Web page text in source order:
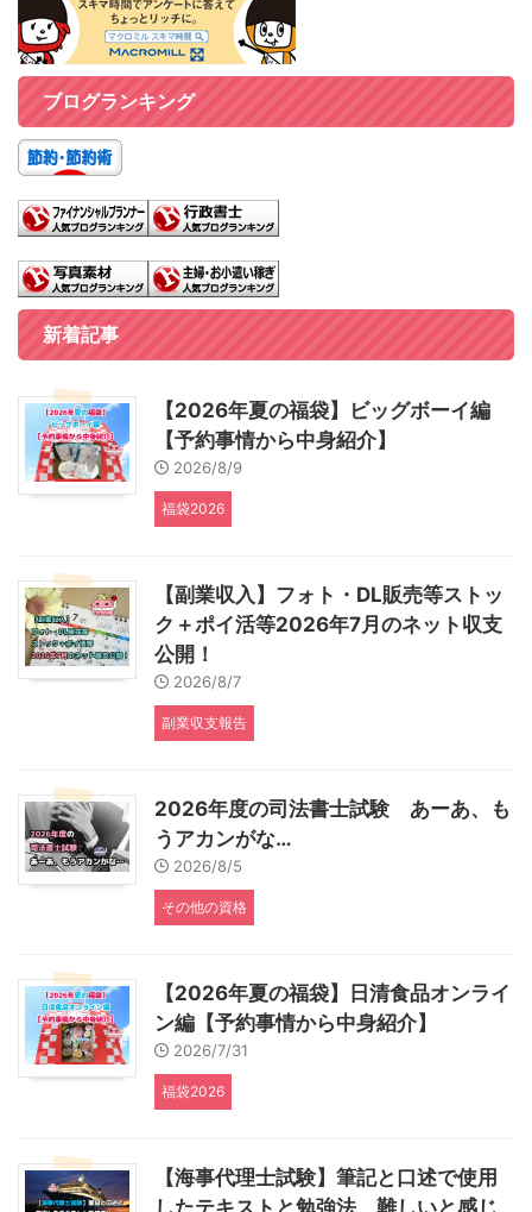
ブログランキング
新着記事
【2026年夏の福袋】ビッグボーイ編
【予約事情から中身紹介】
2026/8/9
福袋2026
【副業収入】フォト・DL販売等ストッ
ク＋ポイ活等2026年7月のネット収支
公開！
2026/8/7
副業収支報告
2026年度の司法書士試験 あーあ、も
うアカンがな…
2026/8/5
その他の資格
【2026年夏の福袋】日清食品オンライ
ン編【予約事情から中身紹介】
2026/7/31
福袋2026
【海事代理士試験】筆記と口述で使用
したテキストと勉強法、難しいと感じ